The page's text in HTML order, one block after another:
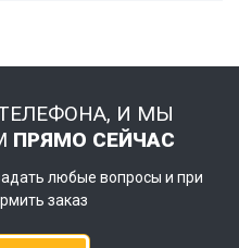
И МЫ
ПРЯМО СЕЙЧАС
любые вопросы и при
заказ